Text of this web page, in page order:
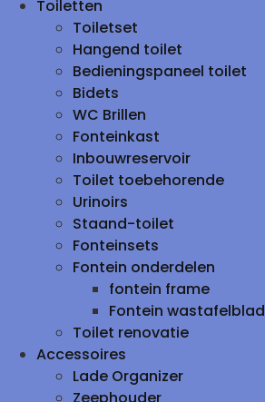
Toiletten
Toiletset
Hangend toilet
Bedieningspaneel toilet
Bidets
WC Brillen
Fonteinkast
Inbouwreservoir
Toilet toebehorende
Urinoirs
Staand-toilet
Fonteinsets
Fontein onderdelen
fontein frame
Fontein wastafelblad
Toilet renovatie
Accessoires
Lade Organizer
Zeephouder